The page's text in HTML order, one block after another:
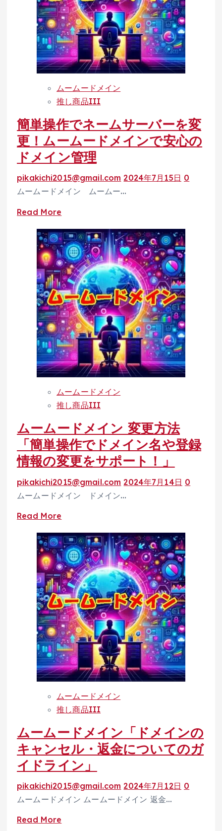
de
診
断』
で
安
心
サ
ト
運
営
を。
う
ド
メ
イ
ン
こ
の
夏、
な
た
の
手
—
ム
ー
ム
ー
ド
メ
イ
ン
で
は、
そ
ん
な
あ
た
の
熱
意
を
全
サ
ポ
ー
ト
ムームードメイン
推し商品III
簡単操作でネームサーバーを変
更！ムームードメインで安心の
ドメイン管理
pikakichi2015@gmail.com 2024年7月15日 0
ムームードメイン ムームー…
Read More
about
簡
単
操
作
で
ネ
ー
ム
サ
ー
ー
を
変
更！
ム
ー
ム
ー
メ
イ
ン
で
安
心
の
ド
メ
イ
ン
管
理
ムームードメイン
推し商品III
ムームードメイン 変更方法
「簡単操作でドメイン名や登録
情報の変更をサポート！」
pikakichi2015@gmail.com 2024年7月14日 0
ムームードメイン ドメイン…
Read More
about
ム
ー
ム
ー
ド
メ
イ
ン
変
更
法
「簡
単
操
作
で
ド
メ
ン
ムームードメイン
推し商品III
ムームードメイン「ドメインの
キャンセル・返金についてのガ
イドライン」
pikakichi2015@gmail.com 2024年7月12日 0
ムームードメイン ムームードメイン 返金…
Read More